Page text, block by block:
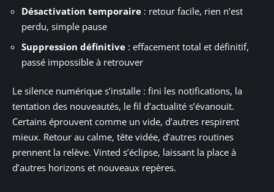
Désactivation temporaire : retour facile, rien n’est
perdu, simple pause
Suppression définitive : effacement total et définitif,
passé impossible à retrouver
Le silence numérique s’installe : fini les notifications, la
tentation des nouveautés, le fil d’actualité s’évanouit.
Certains éprouvent comme un vide, d’autres respirent
mieux. Retour au calme, tête vidée, d’autres routines
prennent la relève. Vinted s’éclipse, laissant la place à
d’autres horizons et nouveaux repères.